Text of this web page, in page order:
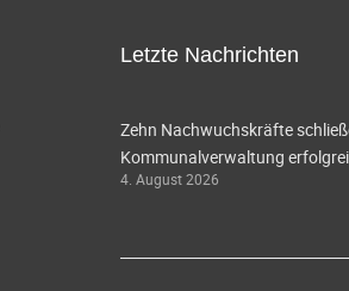
Letzte Nachrichten
Zehn Nachwuchskräfte
Kommunalverwaltung
4. August 2026